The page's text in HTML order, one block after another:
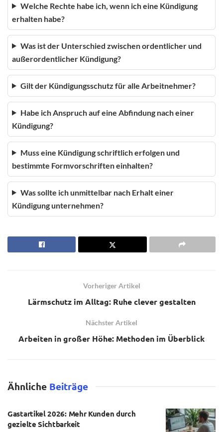
Welche Rechte habe ich, wenn ich eine Kündigung
erhalten habe?
Was ist der Unterschied zwischen ordentlicher und
außerordentlicher Kündigung?
Gilt der Kündigungsschutz für alle Arbeitnehmer?
Habe ich Anspruch auf eine Abfindung nach einer
Kündigung?
Muss eine Kündigung schriftlich erfolgen und
bestimmte Formvorschriften einhalten?
Was sollte ich unmittelbar nach Erhalt einer
Kündigung unternehmen?
Vorheriger Artikel
Lärmschutz im Alltag: Ruhe clever gestalten
Nächster Artikel
Arbeiten in großer Höhe: Methoden im Überblick
Ähnliche Beiträge
Gastartikel 2026: Mehr Kunden durch
gezielte Sichtbarkeit